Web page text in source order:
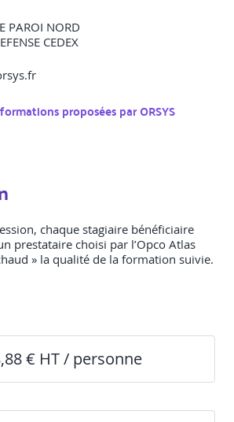
PAROI NORD
CEDEX
proposées parORSYS
chaque stagiaire bénéficiaire
prestataire choisi par l’Opco Atlas
» la qualité de la formation suivie.
€ HT / personne